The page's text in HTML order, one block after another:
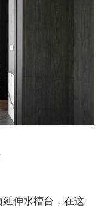
伸水槽台，在这